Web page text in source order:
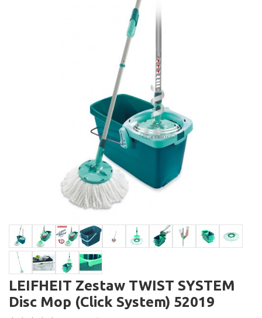
LEIFHEIT Zestaw TWIST SYSTEM
Disc Mop (Click System) 52019